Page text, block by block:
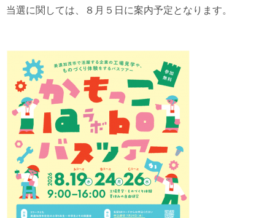
当選に関しては、８月５日に案内予定となります。